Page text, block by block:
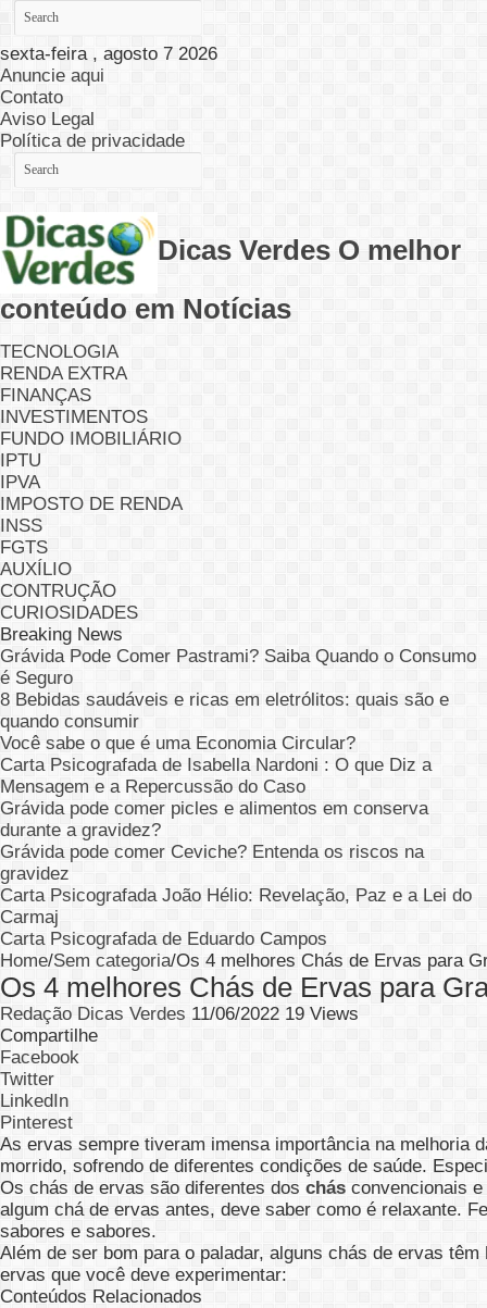
sexta-feira , agosto 7 2026
Anuncie aqui
Contato
Aviso Legal
Política de privacidade
Dicas Verdes O melhor
conteúdo em Notícias
TECNOLOGIA
RENDA EXTRA
FINANÇAS
INVESTIMENTOS
FUNDO IMOBILIÁRIO
IPTU
IPVA
IMPOSTO DE RENDA
INSS
FGTS
AUXÍLIO
CONTRUÇÃO
CURIOSIDADES
Breaking News
Grávida Pode Comer Pastrami? Saiba Quando o Consumo
é Seguro
8 Bebidas saudáveis e ricas em eletrólitos: quais são e
quando consumir
Você sabe o que é uma Economia Circular?
Carta Psicografada de Isabella Nardoni : O que Diz a
Mensagem e a Repercussão do Caso
Grávida pode comer picles e alimentos em conserva
durante a gravidez?
Grávida pode comer Ceviche? Entenda os riscos na
gravidez
Carta Psicografada João Hélio: Revelação, Paz e a Lei do
Carmaj
Carta Psicografada de Eduardo Campos
Home/Sem categoria/Os 4 melhores Chás de Ervas para
Os 4 melhores Chás de Ervas para
Redação Dicas Verdes 11/06/2022 19 Views
Compartilhe
Facebook
Twitter
LinkedIn
Pinterest
As ervas sempre tiveram imensa importância na melhoria
morrido, sofrendo de diferentes condições de saúde.
Os chás de ervas são diferentes dos chás convencionais e
algum chá de ervas antes, deve saber como é relaxante.
sabores e sabores.
Além de ser bom para o paladar, alguns chás de ervas têm
ervas que você deve experimentar:
Conteúdos Relacionados